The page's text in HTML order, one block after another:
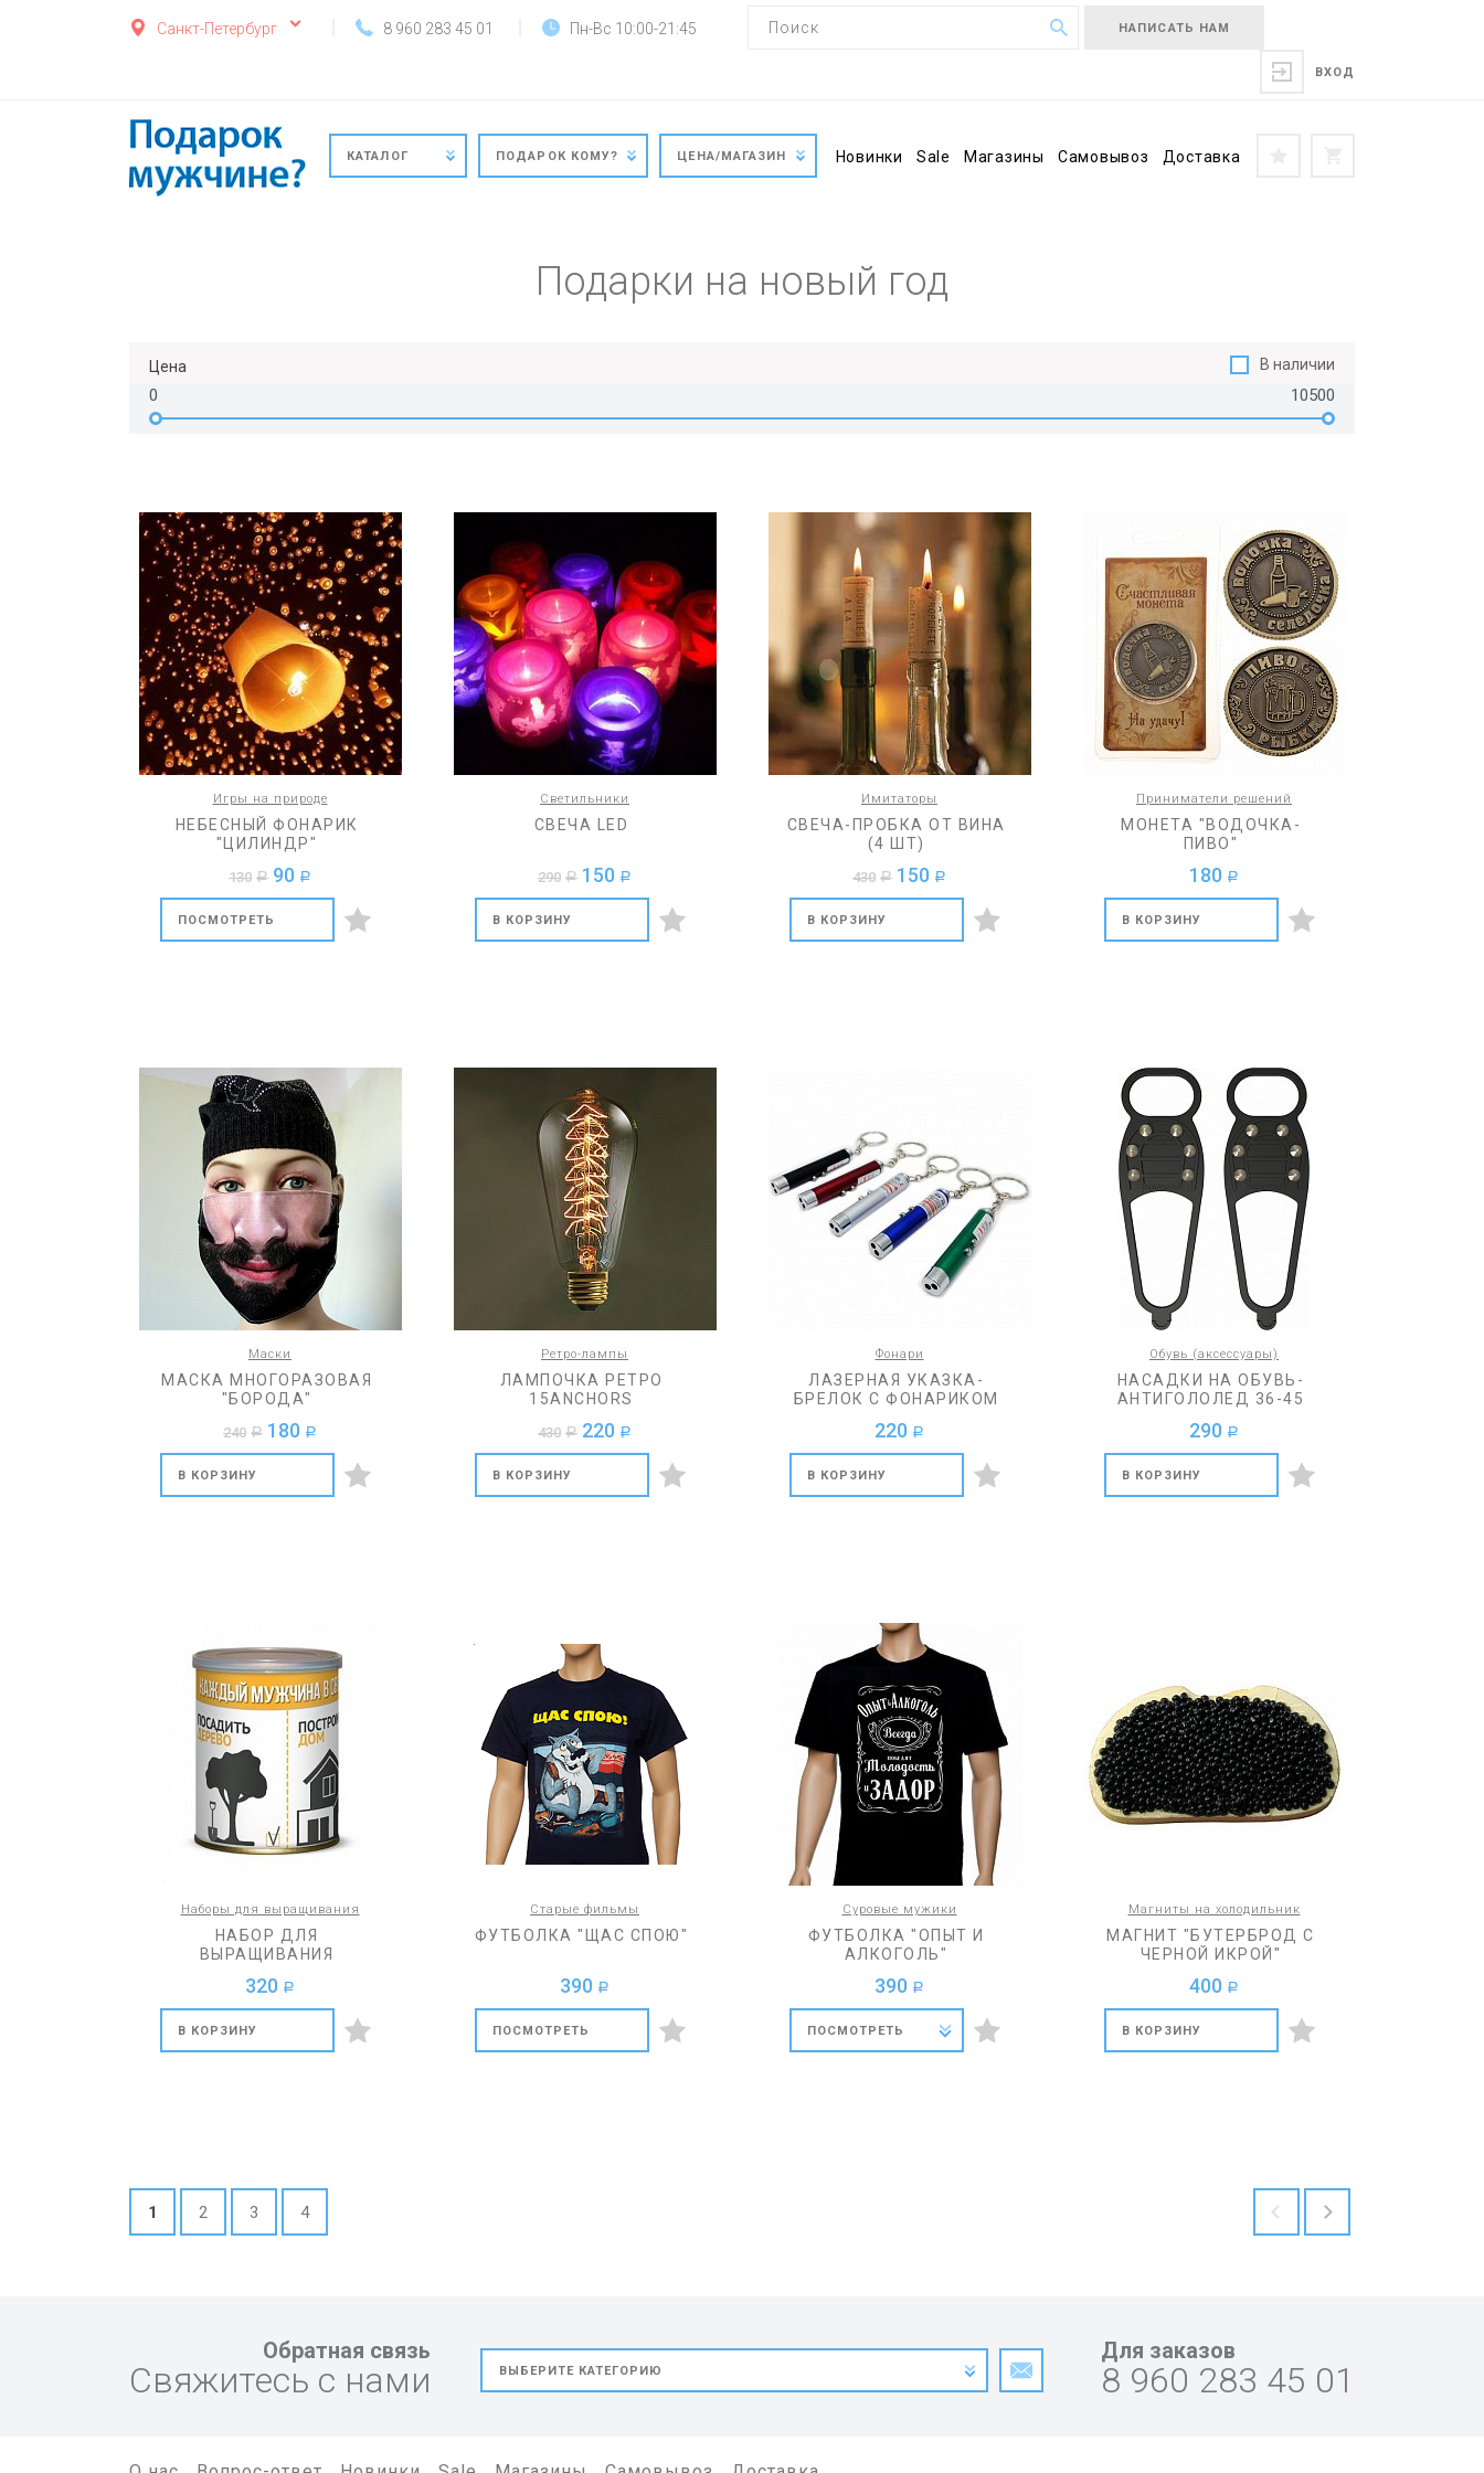
Санкт-Петербург 8 960 283 45 01 Пн-Вс 10:00-21:45 НАПИСАТЬ НАМ
ВХОД
КАТАЛОГ ПОДАРОК КОМУ? ЦЕНА/МАГАЗИН Новинки Sale Магазины Самовывоз Доставка
Подарки на новый год
Цена В наличии
0 10500
Игры на природе
НЕБЕСНЫЙ ФОНАРИК
"ЦИЛИНДР"
130 a 90 a
ПОСМОТРЕТЬ
Светильники
СВЕЧА LED
290 a 150 a
В КОРЗИНУ
Имитаторы
СВЕЧА-ПРОБКА ОТ ВИНА
(4 ШТ)
430 a 150 a
В КОРЗИНУ
Приниматели решений
МОНЕТА "ВОДОЧКА-
ПИВО"
180 a
В КОРЗИНУ
Маски
МАСКА МНОГОРАЗОВАЯ
"БОРОДА"
240 a 180 a
В КОРЗИНУ
Ретро-лампы
ЛАМПОЧКА РЕТРО
15ANCHORS
430 a 220 a
В КОРЗИНУ
Фонари
ЛАЗЕРНАЯ УКАЗКА-
БРЕЛОК С ФОНАРИКОМ
220 a
В КОРЗИНУ
Обувь (аксессуары)
НАСАДКИ НА ОБУВЬ-
АНТИГОЛОЛЕД 36-45
290 a
В КОРЗИНУ
Наборы для выращивания
НАБОР ДЛЯ
ВЫРАЩИВАНИЯ
СВОЕЙ ЖИЗНИ ДОЛЖЕН"
320 a
В КОРЗИНУ
Старые фильмы
ФУТБОЛКА "ЩАС СПОЮ"
390 a
ПОСМОТРЕТЬ
Суровые мужики
ФУТБОЛКА "ОПЫТ И
АЛКОГОЛЬ"
390 a
ПОСМОТРЕТЬ
Магниты на холодильник
МАГНИТ "БУТЕРБРОД С
ЧЕРНОЙ ИКРОЙ"
400 a
В КОРЗИНУ
1 2 3 4
Обратная связь
Свяжитесь с нами
Для заказов
8 960 283 45 01